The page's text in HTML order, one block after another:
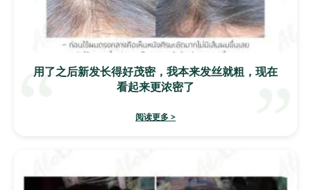
用了之后新发长得好茂密，我本来发丝就粗，现在
看起来更浓密了
阅读更多 >